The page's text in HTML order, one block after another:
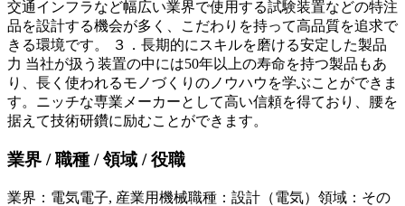
交通インフラなど幅広い業界で使用する試験装置などの特注
品を設計する機会が多く、こだわりを持って高品質を追求で
きる環境です。 ３．長期的にスキルを磨ける安定した製品
力 当社が扱う装置の中には50年以上の寿命を持つ製品もあ
り、長く使われるモノづくりのノウハウを学ぶことができま
す。ニッチな専業メーカーとして高い信頼を得ており、腰を
据えて技術研鑽に励むことができます。
業界 / 職種 / 領域 / 役職
業界 ： 電気電子, 産業用機械職種 ： 設計（電気） 領域 ： その